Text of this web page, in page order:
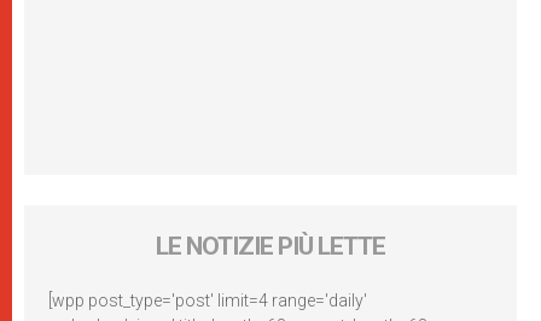
LE NOTIZIE PIÙ LETTE
[wpp post_type='post' limit=4 range='daily'